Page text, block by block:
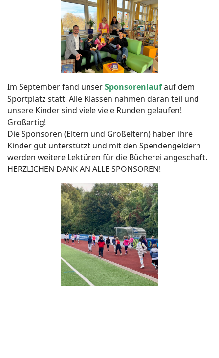
Im September fand unserSponsorenlaufauf dem
Sportplatz statt. Alle Klassen nahmen daran teil und
unsere Kinder sind viele viele Runden gelaufen!
Großartig!
Die Sponsoren (Eltern und Großeltern) haben ihre
Kinder gut unterstützt und mit den Spendengeldern
werden weitere Lektüren für die Bücherei angeschaft.
HERZLICHEN DANK AN ALLE SPONSOREN!